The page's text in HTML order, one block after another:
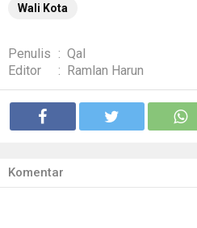
Wali Kota
Penulis : Qal
Editor
: Ramlan Harun
Komentar